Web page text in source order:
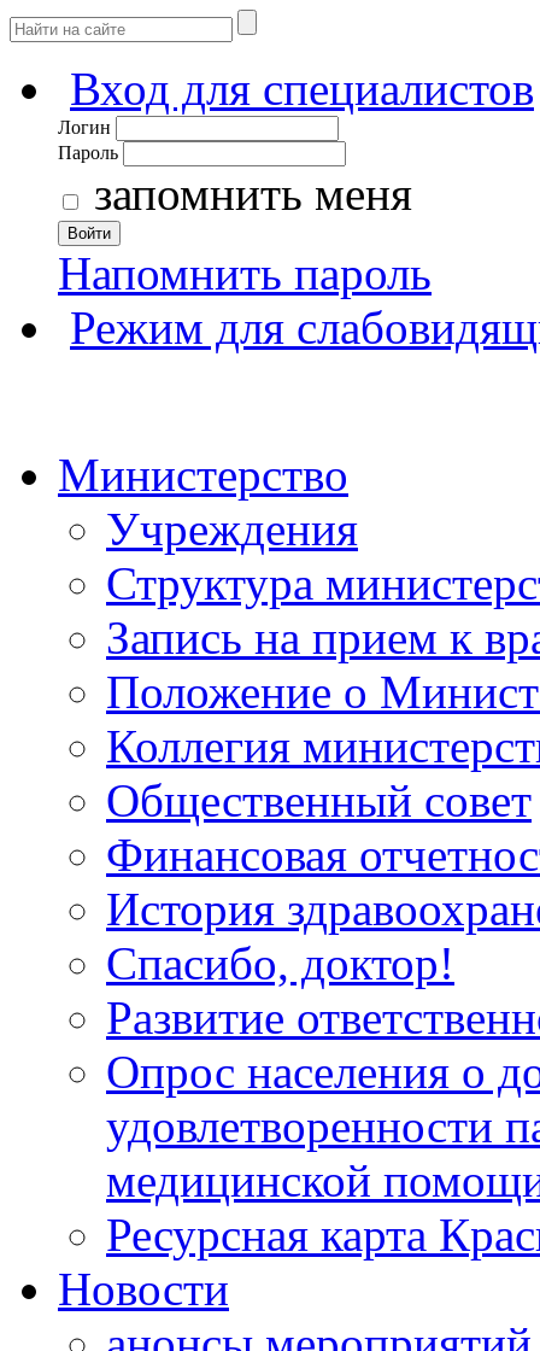
Вход для специалистов
Логин
Пароль
запомнить меня
Войти
Напомнить пароль
Режим для
Министерство
Учреждения
Структура
Запись на прием к
Положение о
Коллегия
Общественный совет
Финансовая
История
Спасибо, доктор!
Развитие
Опрос населения о
удовлетворенности
медицинской
Ресурсная карта
Новости